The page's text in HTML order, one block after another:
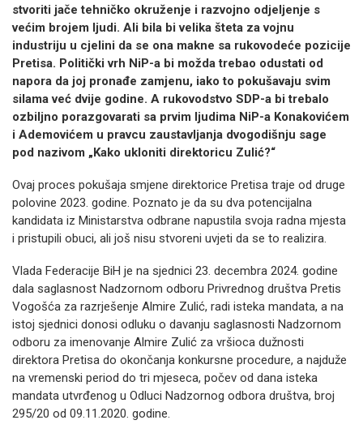
stvoriti jače tehničko okruženje i razvojno odjeljenje s
većim brojem ljudi. Ali bila bi velika šteta za vojnu
industriju u cjelini da se ona makne sa rukovodeće pozicije
Pretisa. Politički vrh NiP-a bi možda trebao odustati od
napora da joj pronađe zamjenu, iako to pokušavaju svim
silama već dvije godine. A rukovodstvo SDP-a bi trebalo
ozbiljno porazgovarati sa prvim ljudima NiP-a Konakovićem
i Ademovićem u pravcu zaustavljanja dvogodišnju sage
pod nazivom „Kako ukloniti direktoricu Zulić?“
Ovaj proces pokušaja smjene direktorice Pretisa traje od druge
polovine 2023. godine. Poznato je da su dva potencijalna
kandidata iz Ministarstva odbrane napustila svoja radna mjesta
i pristupili obuci, ali još nisu stvoreni uvjeti da se to realizira.
Vlada Federacije BiH je na sjednici 23. decembra 2024. godine
dala saglasnost Nadzornom odboru Privrednog društva Pretis
Vogošća za razrješenje Almire Zulić, radi isteka mandata, a na
istoj sjednici donosi odluku o davanju saglasnosti Nadzornom
odboru za imenovanje Almire Zulić za vršioca dužnosti
direktora Pretisa do okončanja konkursne procedure, a najduže
na vremenski period do tri mjeseca, počev od dana isteka
mandata utvrđenog u Odluci Nadzornog odbora društva, broj
295/20 od 09.11.2020. godine.